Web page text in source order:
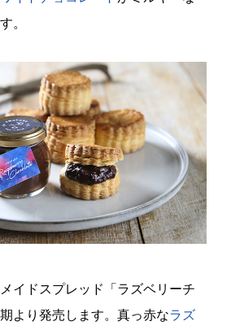
。
イドスプレッド「ラズベリーチ
より発売します。真っ赤なラズ